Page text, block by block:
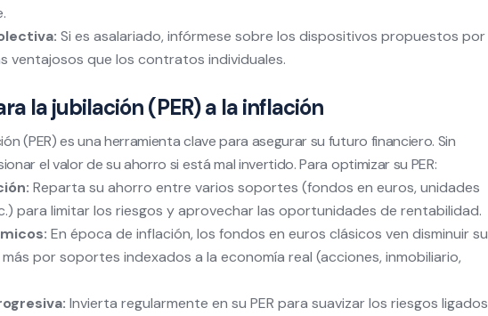
Si es asalariado, infórmese sobre los dispositivos propuestos por
ventajosos que los contratos individuales.
la jubilación (PER) a la inflación
(PER) es una herramienta clave para asegurar su futuro financiero. Sin
el valor de su ahorro si está mal invertido. Para optimizar su PER:
Reparta su ahorro entre varios soportes (fondos en euros, unidades
para limitar los riesgos y aprovechar las oportunidades de rentabilidad.
En época de inflación, los fondos en euros clásicos ven disminuir su
por soportes indexados a la economía real (acciones, inmobiliario,
Invierta regularmente en su PER para suavizar los riesgos ligados